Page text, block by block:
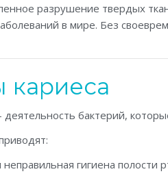
разрушение твердых
в мире. Без
кариеса
бактерий,
гигиена полости